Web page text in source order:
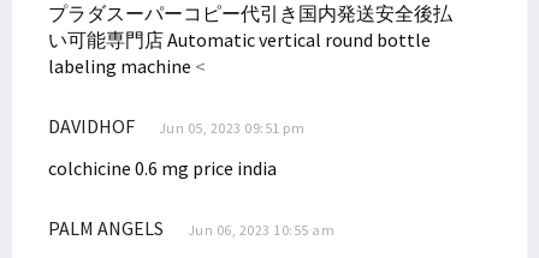
プラダスーパーコピー代引き国内発送安全後払
い可能専門店Automatic vertical round bottle
labeling machine <
DAVIDHOF Jun 05, 2023 09:51 pm
colchicine 0.6 mg price india
PALM ANGELS Jun 06, 2023 10:55 am